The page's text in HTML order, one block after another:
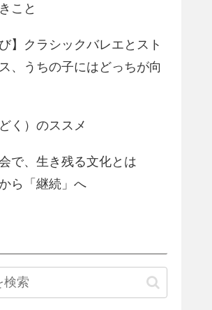
こと
】クラシックバレエとスト
、うちの子にはどっちが向
く）のススメ
で、生き残る文化とは
ら「継続」へ